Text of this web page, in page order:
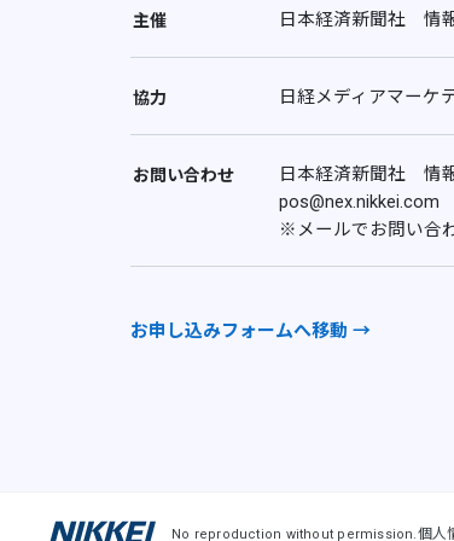
主催 日本経済新聞社 情
協力 日経メディアマーケ
お問い合わせ
日本経済新聞社 情
pos@nex.nikkei.com
※メールでお問い合
お申し込みフォームへ移動 →
No reproduction without permission. 個人